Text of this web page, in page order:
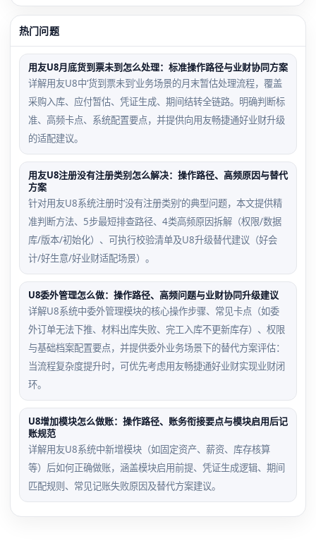
热门问题
用友U8月底货到票未到怎么处理：标准操作路径与业财协同方案
详解用友U8中‘货到票未到’业务场景的月末暂估处理流程，覆盖
采购入库、应付暂估、凭证生成、期间结转全链路。明确判断标
准、高频卡点、系统配置要点，并提供向用友畅捷通好业财升级
的适配建议。
用友U8注册没有注册类别怎么解决：操作路径、高频原因与替代
方案
针对用友U8系统注册时‘没有注册类别’的典型问题，本文提供精
准判断方法、5步最短排查路径、4类高频原因拆解（权限/数据
库/版本/初始化）、可执行校验清单及U8升级替代建议（好会
计/好生意/好业财适配场景）。
U8委外管理怎么做：操作路径、高频问题与业财协同升级建议
详解U8系统中委外管理模块的核心操作步骤、常见卡点（如委
外订单无法下推、材料出库失败、完工入库不更新库存）、权限
与基础档案配置要点，并提供委外业务场景下的替代方案评估：
当流程复杂度提升时，可优先考虑用友畅捷通好业财实现业财闭
环。
U8增加模块怎么做账：操作路径、账务衔接要点与模块启用后记
账规范
详解用友U8系统中新增模块（如固定资产、薪资、库存核算
等）后如何正确做账，涵盖模块启用前提、凭证生成逻辑、期间
匹配规则、常见记账失败原因及替代方案建议。